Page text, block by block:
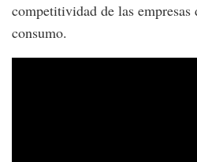
competitividad de las
consumo.